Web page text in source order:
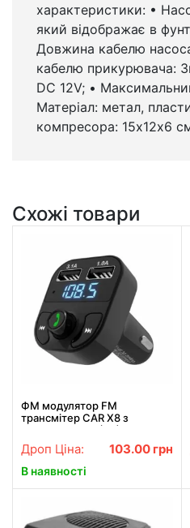
характеристики: •
який відображає в
Довжина кабелю
кабелю прикурювача:
DC 12V; •
Матеріал: метал,
компресора: 15х12х6
Схожі товари
ФМ модулятор FM
трансмiтер CAR X8 з
Bluetooth MP3 (X8)
Дроп Ціна: 103.00 грн
В наявності